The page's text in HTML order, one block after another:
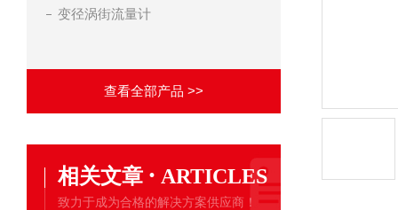
变径涡街流量计
查看全部产品 >>
相关文章 · ARTICLES
致力于成为合格的解决方案供应商！